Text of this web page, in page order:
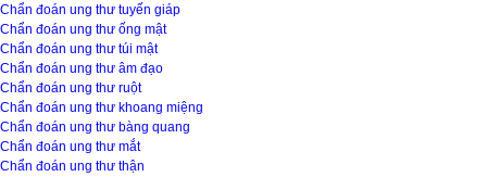
Chẩn đoán ung thư tuyến giáp
Chẩn đoán ung thư ống mật
Chẩn đoán ung thư túi mật
Chẩn đoán ung thư âm đạo
Chẩn đoán ung thư ruột
Chẩn đoán ung thư khoang miệng
Chẩn đoán ung thư bàng quang
Chẩn đoán ung thư mắt
Chẩn đoán ung thư thận